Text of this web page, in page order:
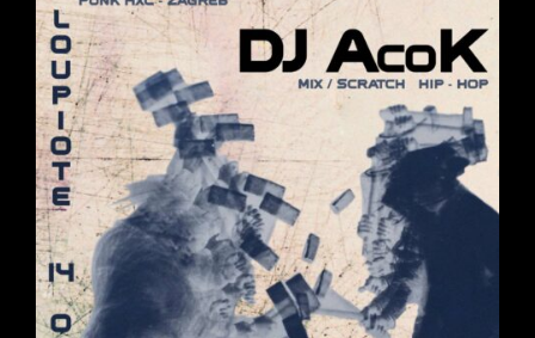
DRUNK
MEAT
+
HARI
+
NOVO
SKELTER
+
MONDO
CANE
+